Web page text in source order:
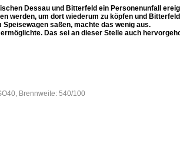
Dessau und Bitterfeld ein Personenunfall
werden, um dort wiederum zu köpfen und
saßen, machte das wenig aus.
Das sei an dieser Stelle auch
Brennweite: 540/100